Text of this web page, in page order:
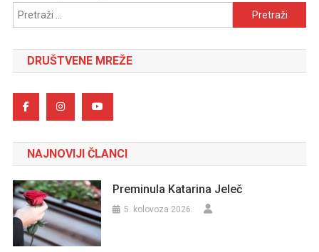
Pretraži:
DRUŠTVENE MREŽE
NAJNOVIJI ČLANCI
Preminula Katarina Jeleč
5. kolovoza 2026.